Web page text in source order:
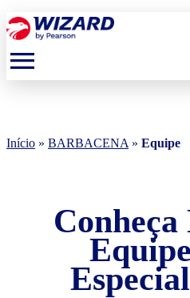
menu
Início » BARBACENA » Equipe
Conheça